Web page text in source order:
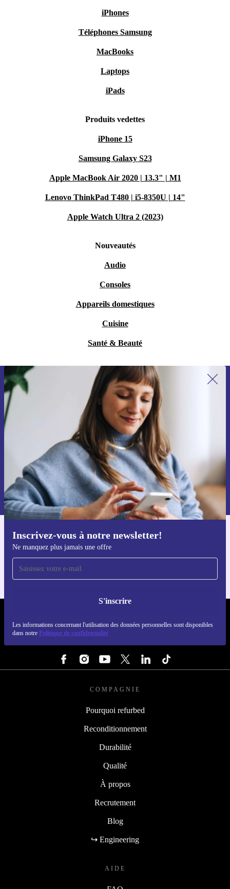
iPhones
Téléphones Samsung
MacBooks
Laptops
iPads
Produits vedettes
iPhone 15
Samsung Galaxy S23
Apple MacBook Air 2020 | 13.3" | M1
Lenovo ThinkPad T480 | i5-8350U | 14"
Apple Watch Ultra 2 (2023)
Nouveautés
Audio
Consoles
Appareils domestiques
Cuisine
Santé & Beauté
Inscrivez-vous à notre newsletter!
Ne manquez plus jamais une offre
S'inscrire
Les informations concernant l'utilisation des données personnelles sont disponibles
dans notre Politique de confidentialité
Recevoir offres et infos de refurbed
par mail
Ne manquez plus aucune offre.
S'inscrire
Retrouvez les informations sur l'utilisation des données personnelles
dans notre
politique de confidentialité.
Téléchargez l'application refurbed
Pour iOS et Android
COMPAGNIE
Pourquoi refurbed
Reconditionnement
Durabilité
Qualité
À propos
Recrutement
Blog
↪ Engineering
AIDE